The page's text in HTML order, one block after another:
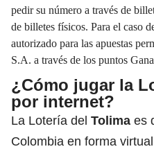
pedir su número a través de
de billetes físicos. Para el caso
autorizado para las apuestas
S.A. a través de los puntos
¿Cómo jugar la
por internet?
La Lotería del Tolima es
Colombia en forma